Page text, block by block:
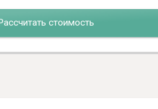
стоимость